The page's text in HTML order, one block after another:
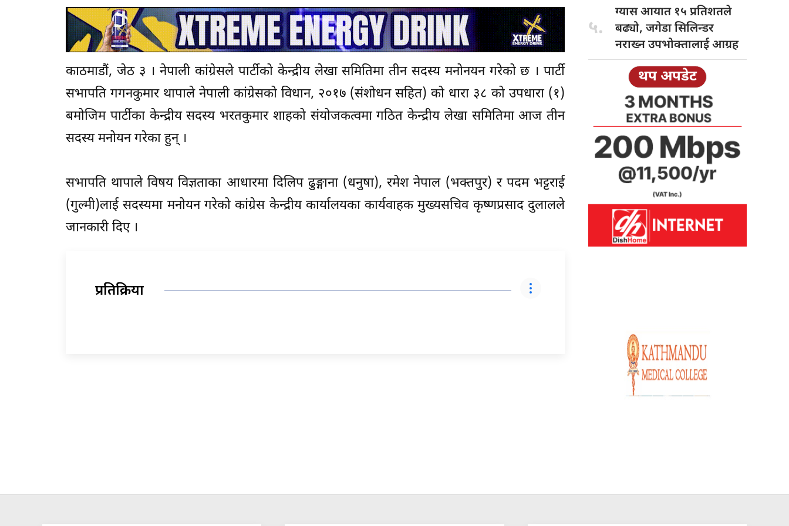
काठमाडौं, जेठ ३ । नेपाली कांग्रेसले पार्टीको केन्द्रीय लेखा समितिमा तीन सदस्य मनोनयन गरेको छ । पार्टी
सभापति गगनकुमार थापाले नेपाली कांग्रेसको विधान, २०१७ (संशोधन सहित) को धारा ३८ को उपधारा (१)
बमोजिम पार्टीका केन्द्रीय सदस्य भरतकुमार शाहको संयोजकत्वमा गठित केन्द्रीय लेखा समितिमा आज तीन
सदस्य मनोयन गरेका हुन् ।
सभापति थापाले विषय विज्ञताका आधारमा दिलिप ढुङ्गाना (धनुषा), रमेश नेपाल (भक्तपुर) र पदम भट्टराई
(गुल्मी)लाई सदस्यमा मनोयन गरेको कांग्रेस केन्द्रीय कार्यालयका कार्यवाहक मुख्यसचिव कृष्णप्रसाद दुलालले
जानकारी दिए ।
प्रतिक्रिया
५.
ग्यास आयात १५ प्रतिशतले
बढ्यो, जगेडा सिलिन्डर
नराख्न उपभोक्तालाई आग्रह
थप अपडेट